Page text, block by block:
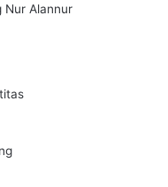
Nur Alannur